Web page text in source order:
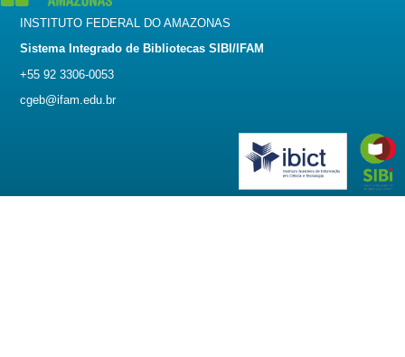
INSTITUTO FEDERAL DO AMAZONAS
Sistema Integrado de Bibliotecas SIBI/IFAM
+55 92 3306-0053
cgeb@ifam.edu.br